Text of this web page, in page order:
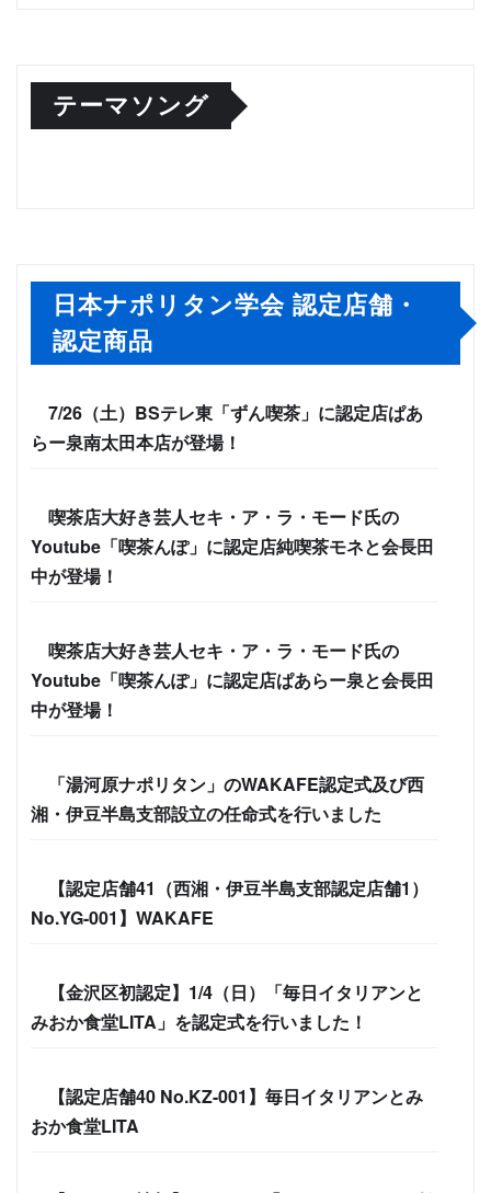
テーマソング
日本ナポリタン学会 認定店舗・
認定商品
7/26（土）BSテレ東「ずん喫茶」に認定店ぱあ
らー泉南太田本店が登場！
喫茶店大好き芸人セキ・ア・ラ・モード氏の
Youtube「喫茶んぽ」に認定店純喫茶モネと会長田
中が登場！
喫茶店大好き芸人セキ・ア・ラ・モード氏の
Youtube「喫茶んぽ」に認定店ぱあらー泉と会長田
中が登場！
「湯河原ナポリタン」のWAKAFE認定式及び西
湘・伊豆半島支部設立の任命式を行いました
【認定店舗41（西湘・伊豆半島支部認定店舗1）
No.YG-001】WAKAFE
【金沢区初認定】1/4（日）「毎日イタリアンと
みおか食堂LITA」を認定式を行いました！
【認定店舗40 No.KZ-001】毎日イタリアンとみ
おか食堂LITA